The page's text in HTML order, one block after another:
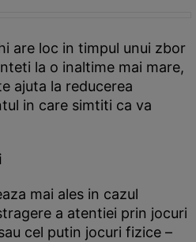
are loc in timpul unui zbor
la o inaltime mai mare,
ajuta la reducerea
in care simtiti ca va
mai ales in cazul
a atentiei prin jocuri
cel putin jocuri fizice –